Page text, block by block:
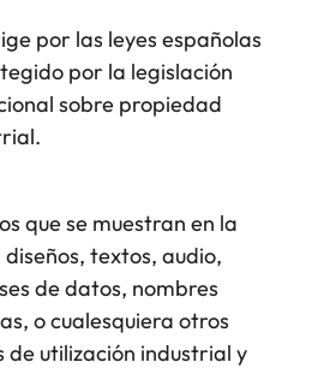
por las leyes españolas
por la legislación
sobre propiedad
que se muestran en la
textos, audio,
de datos, nombres
o cualesquiera otros
de utilización industrial y